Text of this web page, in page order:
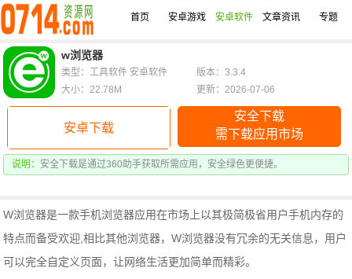
首页 安卓游戏 安卓软件 文章资讯 专题
w浏览器
安卓下载
安全下载
需下载应用市场
说明： 安全下载是通过360助手获取所需应用，安全绿色更便捷。
类型：工具软件 安卓软件
版本：3.3.4
大小：22.78M
更新：2026-07-06
W浏览器是一款手机浏览器应用在市场上以其极简极省用户手机内存的
特点而备受欢迎,相比其他浏览器，W浏览器没有冗余的无关信息，用户
可以完全自定义页面，让网络生活更加简单而精彩。